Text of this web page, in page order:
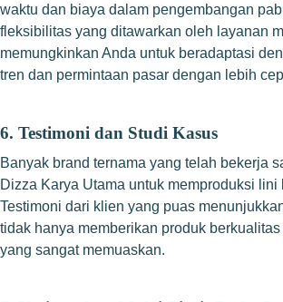
waktu dan biaya dalam pengembangan
fleksibilitas yang ditawarkan oleh layanan
memungkinkan Anda untuk beradaptasi
tren dan permintaan pasar dengan lebih
6. Testimoni dan Studi Kasus
Banyak brand ternama yang telah bekerja
Dizza Karya Utama untuk memproduksi lini
Testimoni dari klien yang puas
tidak hanya memberikan produk
yang sangat memuaskan.